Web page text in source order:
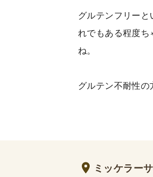
グルテンフリー
れでもある程度
ね。
グルテン不耐性
ミッケラー